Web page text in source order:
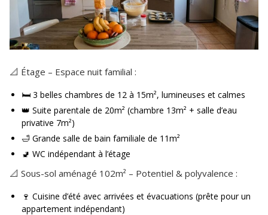
📐 Étage – Espace nuit familial :
🛏️ 3 belles chambres de 12 à 15m², lumineuses et calmes
👑 Suite parentale de 20m² (chambre 13m² + salle d’eau
privative 7m²)
🛁 Grande salle de bain familiale de 11m²
🚽 WC indépendant à l’étage
📐 Sous-sol aménagé 102m² – Potentiel & polyvalence :
🍷 Cuisine d’été avec arrivées et évacuations (prête pour un
appartement indépendant)